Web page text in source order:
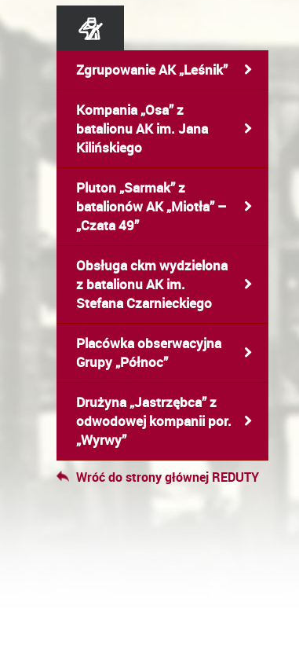
Zgrupowanie AK „Leśnik”
Kompania „Osa” z
batalionu AK im. Jana
Kilińskiego
Pluton „Sarmak” z
batalionów AK „Miotła” –
„Czata 49”
Obsługa ckm wydzielona
z batalionu AK im.
Stefana Czarnieckiego
Placówka obserwacyjna
Grupy „Północ”
Drużyna „Jastrzębca” z
odwodowej kompanii por.
„Wyrwy”
Wróć do strony głównej REDUTY